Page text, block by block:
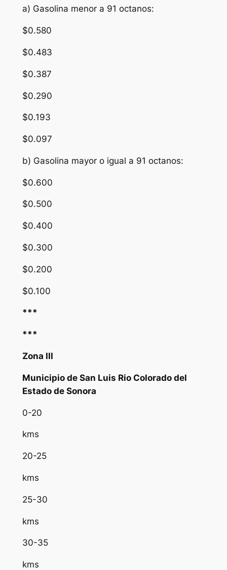
a) Gasolina menor a 91 octanos:
$0.580
$0.483
$0.387
$0.290
$0.193
$0.097
b) Gasolina mayor o igual a 91 octanos:
$0.600
$0.500
$0.400
$0.300
$0.200
$0.100
***
***
Zona III
Municipio de San Luis Rio Colorado del
Estado de Sonora
0-20
kms
20-25
kms
25-30
kms
30-35
kms